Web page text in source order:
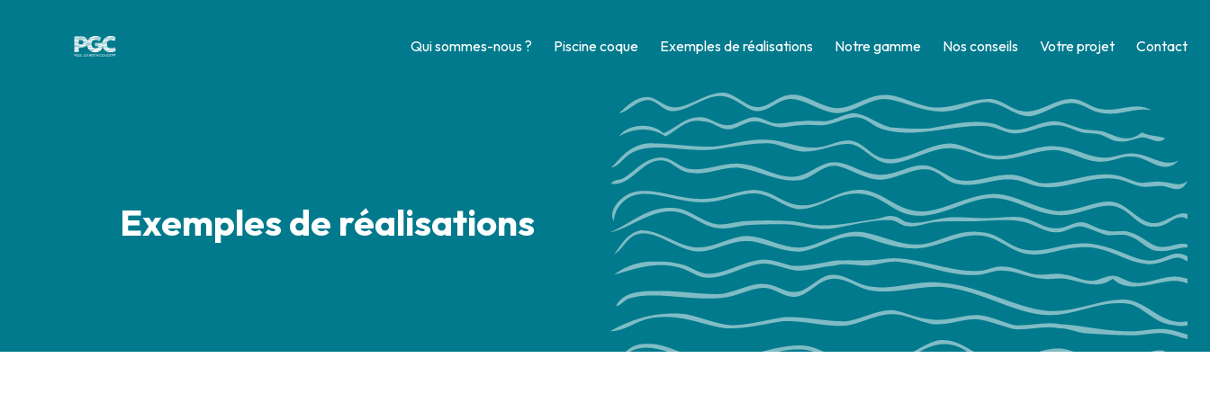
Qui sommes-nous ? Piscine coque Exemples de réalisations Notre gamme Nos conseils Votre projet Contact
Exemples de réalisations